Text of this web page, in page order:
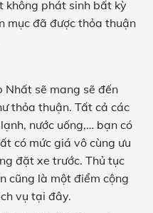
không phát sinh bất kỳ
mục đã được thỏa thuận
Nhất sẽ mang sẽ đến
thỏa thuận. Tất cả các
nước uống,… bạn có
có mức giá vô cùng ưu
đặt xe trước. Thủ tục
cũng là một điểm cộng
vụ tại đây.